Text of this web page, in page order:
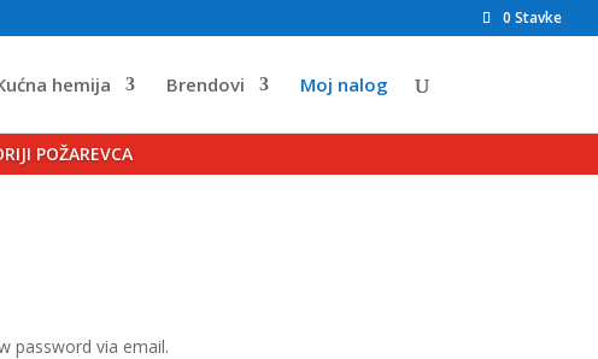
0 Stavke
hemija Brendovi Moj nalog
POŽAREVCA
password via email.